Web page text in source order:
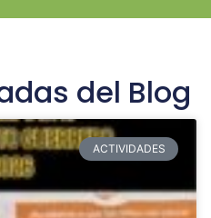
del Blog
ACTIVIDADES